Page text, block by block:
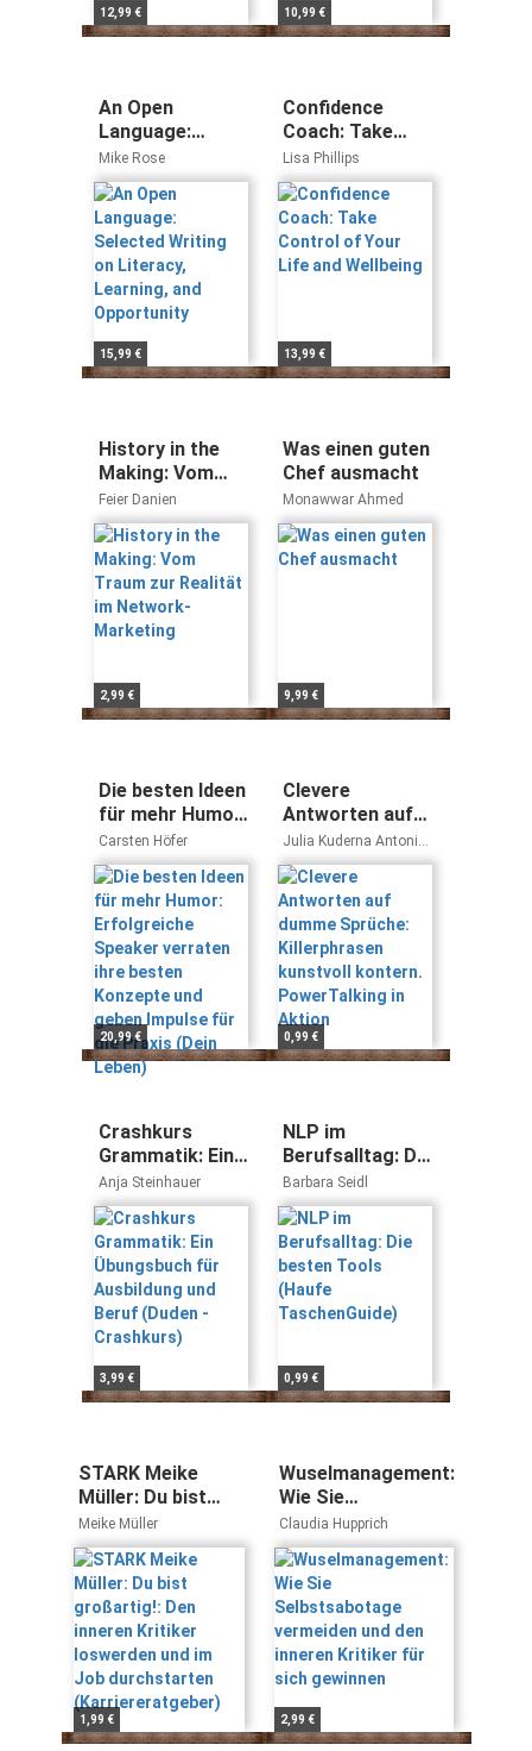
12,99 € 10,99 €
An Open
Language:
Selected Writing
on Literacy,
Learning, and
Opportunity
Mike Rose
15,99 €
Confidence
Coach: Take
Control of Your
Life and
Wellbeing
Lisa Phillips
13,99 €
History in the
Making: Vom
Traum zur
Realität im
Network-
Marketing
Feier Danien
2,99 €
Was einen guten
Chef ausmacht
Monawwar Ahmed
9,99 €
Die besten Ideen
für mehr Humor:
Erfolgreiche
Speaker
verraten ihre
besten
Konzepte und
geben Impulse
für die Praxis
(Dein Leben)
Carsten Höfer
20,99 €
Clevere
Antworten auf
dumme Sprüche:
Killerphrasen
kunstvoll
kontern.
PowerTalking in
Aktion
Julia Kuderna Antonia
Cicero
0,99 €
Crashkurs
Grammatik: Ein
Übungsbuch für
Ausbildung und
Beruf (Duden -
Crashkurs)
Anja Steinhauer
3,99 €
NLP im
Berufsalltag: Die
besten Tools
(Haufe
TaschenGuide)
Barbara Seidl
0,99 €
STARK Meike
Müller: Du bist
großartig!: Den
inneren Kritiker
loswerden und im
Job durchstarten
(Karriereratgeber)
Meike Müller
1,99 €
Wuselmanagement:
Wie Sie
Selbstsabotage
vermeiden und den
inneren Kritiker für
sich gewinnen
Claudia Hupprich
2,99 €